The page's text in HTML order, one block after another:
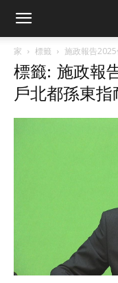
家 標籤 施政報告
標籤: 施政報
戶北都孫東